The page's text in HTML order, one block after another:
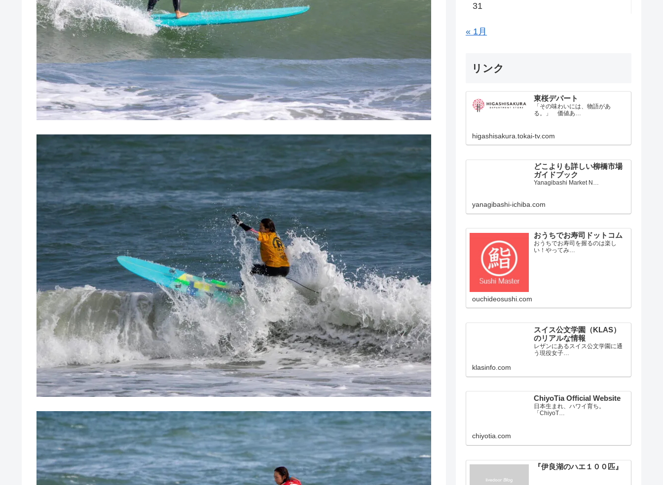
31
« 1月
リンク
東桜デパート
「その味わいには、物語があ
る。」 価値あ…
higashisakura.tokai-tv.com
どこよりも詳しい柳橋市場
ガイドブック
Yanagibashi Market N…
yanagibashi-ichiba.com
おうちでお寿司ドットコム
おうちでお寿司を握るのは楽し
ouchideosushi.com
スイス公文学園（KLAS）
のリアルな情報
レザンにあるスイス公文学園に通
klasinfo.com
ChiyoTia Official Website
日本生まれ、ハワイ育ち。
chiyotia.com